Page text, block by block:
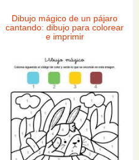
Dibujo mágico de un pájaro
cantando: dibujo para colorear
e imprimir